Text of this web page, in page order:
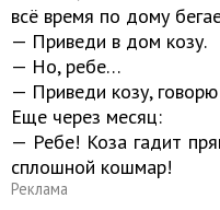
всё время по дому
— Приведи в дом козу.
— Но, ребе…
— Приведи козу,
Еще через месяц:
— Ребе! Коза гадит
сплошной кошмар!
Реклама